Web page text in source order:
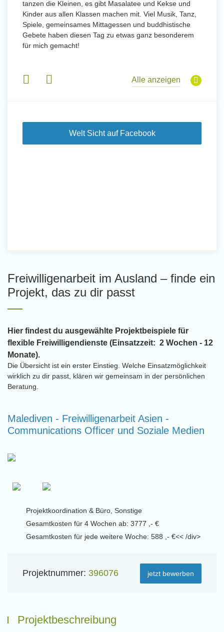
tanzen die Kleinen, es gibt Masalatee und Kekse und
Kinder aus allen Klassen machen mit. Viel Musik, Tanz,
Spiele, gemeinsames Mittagessen und buddhistische
Gebete haben diesen Tag zu etwas ganz besonderem
für mich gemacht!
Alle anzeigen
Welt Sicht auf Facebook
Freiwilligenarbeit im Ausland – finde ein
Projekt, das zu dir passt
Hier findest du ausgewählte Projektbeispiele für
flexible Freiwilligendienste (Einsatzzeit: 2 Wochen - 12
Monate).
Die Übersicht ist ein erster Einstieg. Welche Einsatzmöglichkeit
wirklich zu dir passt, klären wir gemeinsam in der persönlichen
Beratung.
Malediven - Freiwilligenarbeit Asien -
Communications Officer und Soziale Medien
Projektkoordination & Büro, Sonstige
Gesamtkosten für 4 Wochen ab: 3777 ,- €
Gesamtkosten für jede weitere Woche: 588 ,- €<< /div>
Projektnummer: 396076 jetzt bewerben
Projektbeschreibung